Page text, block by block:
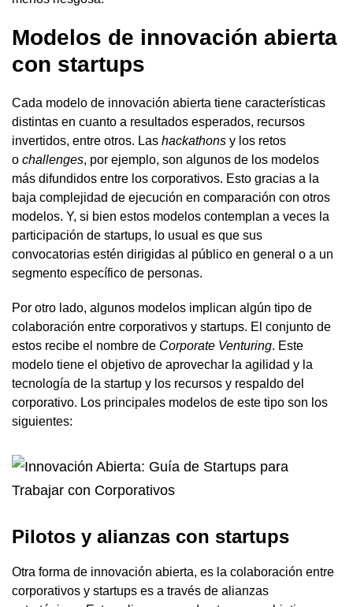
Modelos de innovación abierta
con startups
Cada modelo de innovación abierta tiene características
distintas en cuanto a resultados esperados, recursos
invertidos, entre otros. Las hackathons y los retos
o challenges, por ejemplo, son algunos de los modelos
más difundidos entre los corporativos. Esto gracias a la
baja complejidad de ejecución en comparación con otros
modelos. Y, si bien estos modelos contemplan a veces la
participación de startups, lo usual es que sus
convocatorias estén dirigidas al público en general o a un
segmento específico de personas.
Por otro lado, algunos modelos implican algún tipo de
colaboración entre corporativos y startups. El conjunto de
estos recibe el nombre de Corporate Venturing. Este
modelo tiene el objetivo de aprovechar la agilidad y la
tecnología de la startup y los recursos y respaldo del
corporativo. Los principales modelos de este tipo son los
siguientes:
Pilotos y alianzas con startups
Otra forma de innovación abierta, es la colaboración entre
corporativos y startups es a través de alianzas